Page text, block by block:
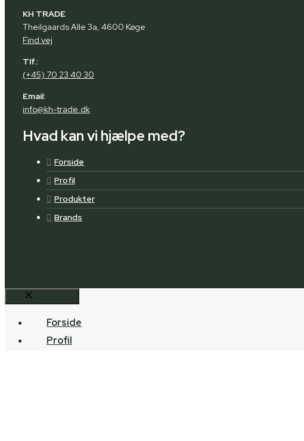
KH TRADE
Theilgaards Alle 3a, 4600 Køge
Find vej
Tlf.:
(+45) 70 23 40 30
Email:
info@kh-trade.dk
Hvad kan vi hjælpe med?
Forside
Profil
Produkter
Brands
Forside
Profil